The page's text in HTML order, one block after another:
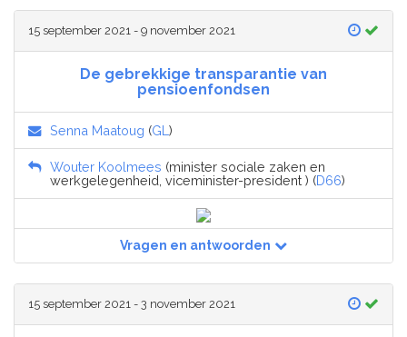
15 september 2021 - 9 november 2021
De gebrekkige transparantie van
pensioenfondsen
Senna Maatoug (GL )
Wouter Koolmees (minister sociale zaken en
werkgelegenheid, viceminister-president ) (D66)
Vragen en antwoorden
15 september 2021 - 3 november 2021